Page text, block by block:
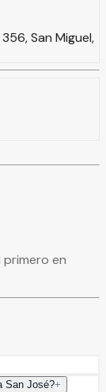
San Miguel,
primero en
San José?+